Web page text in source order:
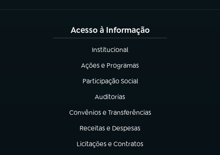
Acesso à Informação
Institucional
(abre em nova aba)
Ações e Programas
(abre em nova aba)
Participação Social
(abre em nova aba)
Auditorias
(abre em nova aba)
Convênios e Transferências
(abre em nova aba)
Receitas e Despesas
(abre em nova aba)
Licitações e Contratos
(abre em nova aba)